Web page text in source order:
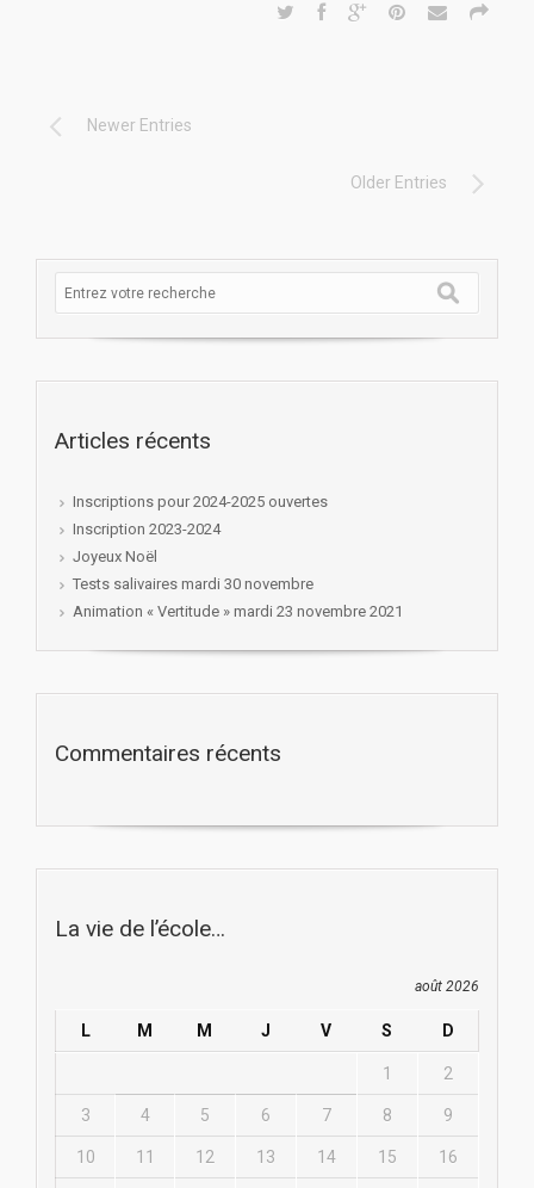
Newer Entries
Older Entries
Articles récents
Inscriptions pour 2024-2025 ouvertes
Inscription 2023-2024
Joyeux Noël
Tests salivaires mardi 30 novembre
Animation « Vertitude » mardi 23 novembre 2021
Commentaires récents
La vie de l’école…
août 2026
L M M J V S D
1 2
3 4 5 6 7 8 9
10 11 12 13 14 15 16